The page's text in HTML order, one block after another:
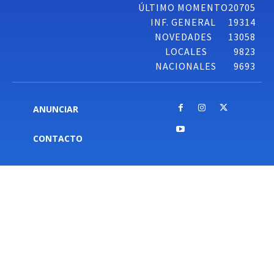
ÚLTIMO MOMENTO20705
INF. GENERAL
19314
NOVEDADES
13058
LOCALES
9823
NACIONALES
9693
ANUNCIAR
CONTACTO